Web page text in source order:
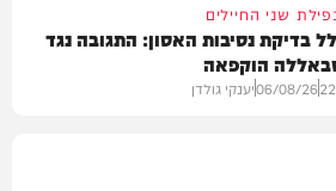
שני החיילים
בדיקת נסיבות האסון: התגובה נגד
הוקפאה
06/08/26יענקי גולדן